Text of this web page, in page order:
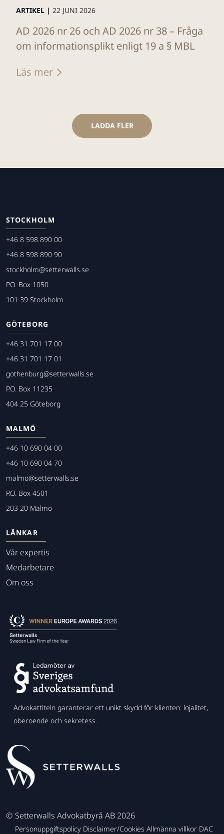
ARTIKEL | 22 JUNI 2026
AD 2026 nr 26 och AD 2026 nr 38 – Fråga
om informationsplikt enligt 19 a § MBL
Läs mer
LADDA FLER
STOCKHOLM
+46 8 598 890 00
+46 8 598 890 90
stockholm@setterwalls.se
P.O. Box 1050
101 39 Stockholm
GÖTEBORG
+46 31 701 17 00
+46 31 701 17 01
gothenburg@setterwalls.se
P.O. Box 11235
404 25 Göteborg
MALMÖ
+46 10 690 04 00
+46 10 690 04 70
malmo@setterwalls.se
P.O. Box 4501
203 20 Malmö
LÄNKAR
Vår expertis
Medarbetare
Om oss
Advokattiteln garanterar ett unikt skydd för klienten: lojalitet,
oberoende och sekretess.
© Setterwalls Advokatbyrå AB 2026
Personuppgiftspolicy Disclaimer/Cookies Allmänna villkor DAC